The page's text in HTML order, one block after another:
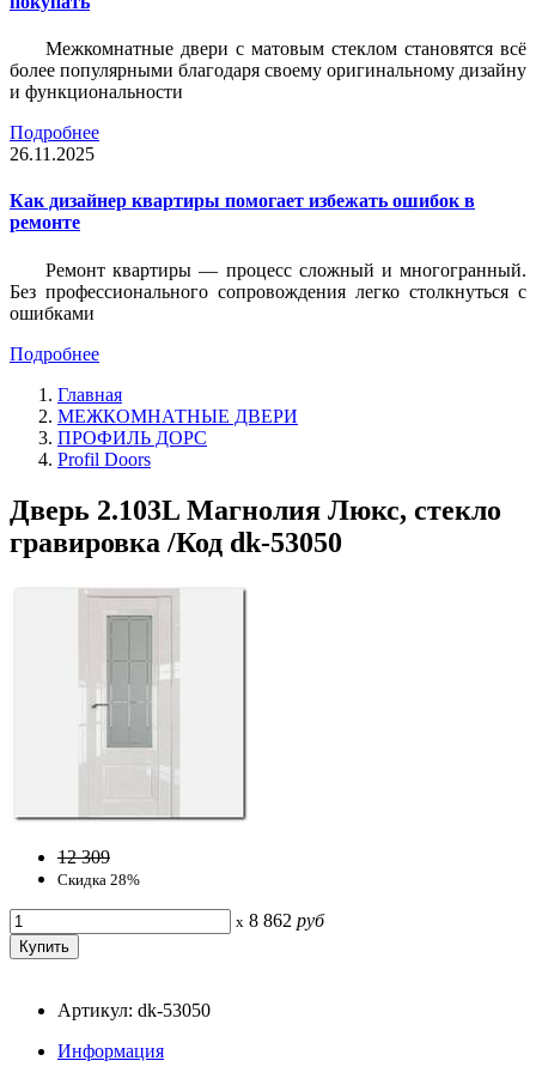
Межкомнатные двери с матовым стеклом становятся всё
более популярными благодаря своему оригинальному дизайну
и функциональности
Подробнее
26.11.2025
Как дизайнер квартиры помогает избежать ошибок в
ремонте
Ремонт квартиры — процесс сложный и многогранный.
Без профессионального сопровождения легко столкнуться с
ошибками
Подробнее
Главная
МЕЖКОМНАТНЫЕ ДВЕРИ
ПРОФИЛЬ ДОРС
Profil Doors
Дверь 2.103L Магнолия Люкс, стекло
гравировка /Код dk-53050
12 309
Скидка 28%
x 8 862 руб
Артикул: dk-53050
Информация